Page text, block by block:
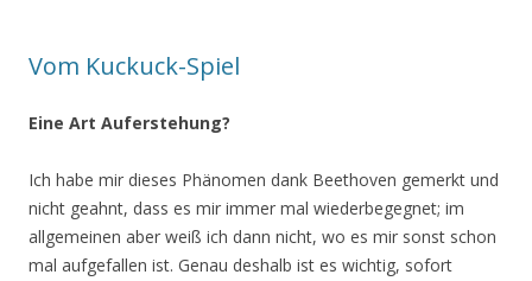
Vom Kuckuck-Spiel
Eine Art Auferstehung?
Ich habe mir dieses Phänomen dank Beethoven gemerkt und
nicht geahnt, dass es mir immer mal wiederbegegnet; im
allgemeinen aber weiß ich dann nicht, wo es mir sonst schon
mal aufgefallen ist. Genau deshalb ist es wichtig, sofort